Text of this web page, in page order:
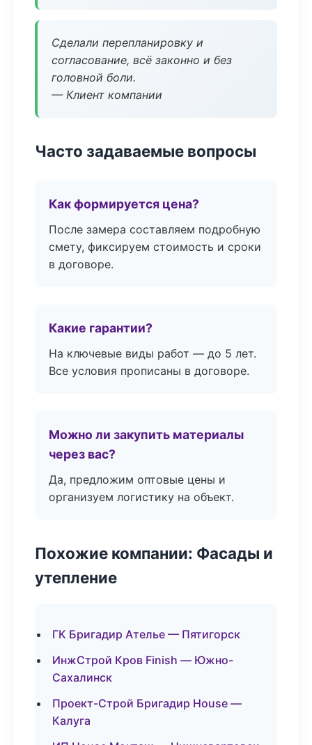
Сделали перепланировку и
согласование, всё законно и без
головной боли.
— Клиент компании
Часто задаваемые вопросы
Как формируется цена?
После замера составляем подробную
смету, фиксируем стоимость и сроки
в договоре.
Какие гарантии?
На ключевые виды работ — до 5 лет.
Все условия прописаны в договоре.
Можно ли закупить материалы
через вас?
Да, предложим оптовые цены и
организуем логистику на объект.
Похожие компании: Фасады и
утепление
ГК Бригадир Ателье — Пятигорск
ИнжСтрой Кров Finish — Южно-
Сахалинск
Проект-Строй Бригадир House —
Калуга